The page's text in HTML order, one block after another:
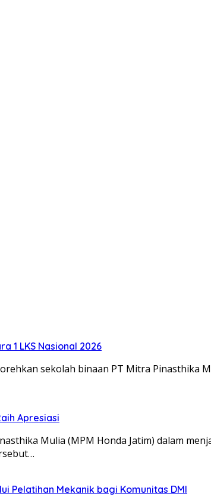
1 LKS Nasional 2026
sekolah binaan PT Mitra Pinasthika
Apresiasi
Mulia (MPM Honda Jatim) dalam
Pelatihan Mekanik bagi Komunitas DMI